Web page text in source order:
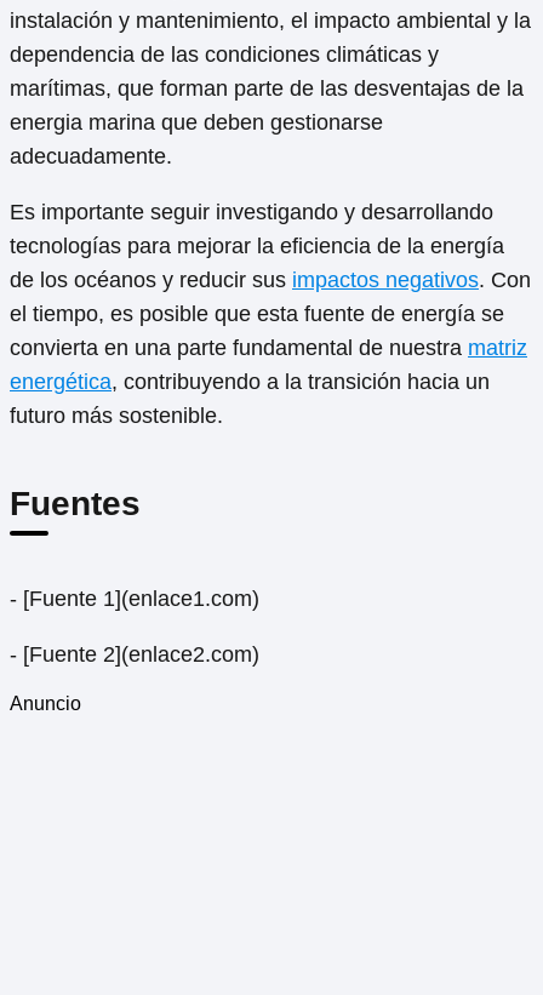
instalación y mantenimiento, el impacto ambiental y la
dependencia de las condiciones climáticas y
marítimas, que forman parte de las desventajas de la
energia marina que deben gestionarse
adecuadamente.
Es importante seguir investigando y desarrollando
tecnologías para mejorar la eficiencia de la energía
de los océanos y reducir sus impactos negativos. Con
el tiempo, es posible que esta fuente de energía se
convierta en una parte fundamental de nuestra matriz
energética, contribuyendo a la transición hacia un
futuro más sostenible.
Fuentes
- [Fuente 1](enlace1.com)
- [Fuente 2](enlace2.com)
Anuncio